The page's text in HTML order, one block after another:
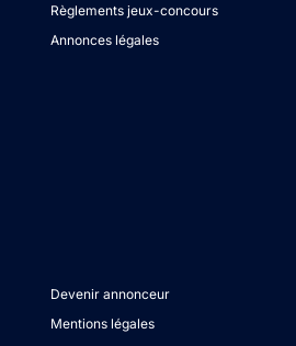
Règlements jeux-concours
Annonces légales
Devenir annonceur
Mentions légales